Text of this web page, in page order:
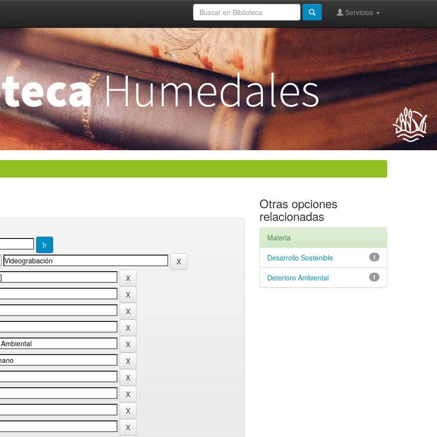
Servicios
Otras opciones
relacionadas
Materia
1
Desarrollo Sostenible
1
Deterioro Ambiental